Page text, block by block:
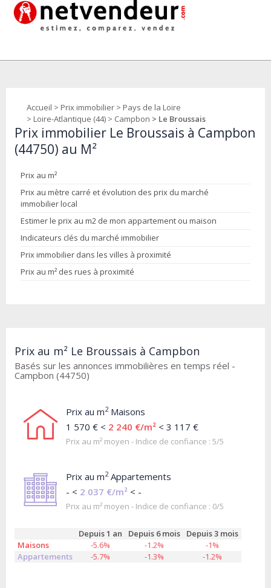
Accueil > Prix immobilier > Pays de la Loire
> Loire-Atlantique (44) > Campbon > Le Broussais
Prix immobilier Le Broussais à Campbon
(44750) au M²
Prix au m²
Prix au mètre carré et évolution des prix du marché
immobilier local
Estimer le prix au m2 de mon appartement ou maison
Indicateurs clés du marché immobilier
Prix immobilier dans les villes à proximité
Prix au m² des rues à proximité
Prix au m² Le Broussais à Campbon
Basés sur les annonces immobilières en temps réel -
Campbon (44750)
Prix au m2Maisons
1 570 € < 2 240 €/m² < 3 117 €
Prix au m² moyen - Indice de confiance : 5/5
Prix au m2Appartements
- < 2 037 €/m² < -
Prix au m² moyen - Indice de confiance : 0/5
Depuis 1 an Depuis 6 mois
Depuis 3 mois
Maisons
-5.6% -1.2%
-1%
Appartements
-5.7% -1.3% -1.2%